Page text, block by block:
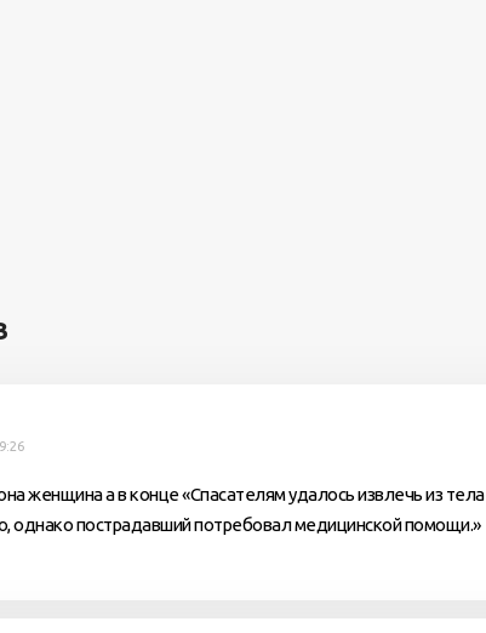
женщина а в конце «Спасателям удалось извлечь из тела
однако пострадавший потребовал медицинской помощи.»